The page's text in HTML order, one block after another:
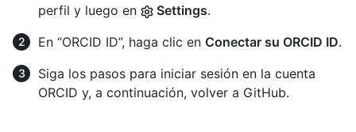
perfil y luego en
Settings.
En “ORCID ID”, haga clic en Conectar su ORCID ID.
Siga los pasos para iniciar sesión en la cuenta
ORCID y, a continuación, volver a GitHub.